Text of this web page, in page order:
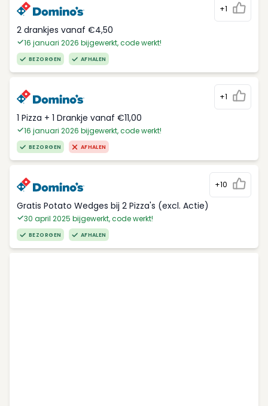
+1
2 drankjes vanaf €4,50
16 januari 2026 bijgewerkt, code werkt!
BEZORGEN AFHALEN
+1
1 Pizza + 1 Drankje vanaf €11,00
16 januari 2026 bijgewerkt, code werkt!
BEZORGEN AFHALEN
+10
Gratis Potato Wedges bij 2 Pizza's (excl. Actie)
30 april 2025 bijgewerkt, code werkt!
BEZORGEN AFHALEN